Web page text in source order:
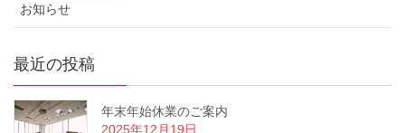
お知らせ
最近の投稿
年末年始休業のご案内
2025年12月19日